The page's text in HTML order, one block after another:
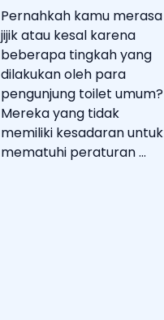
Pernahkah kamu merasa
jijik atau kesal karena
beberapa tingkah yang
dilakukan oleh para
pengunjung toilet umum?
Mereka yang tidak
memiliki kesadaran untuk
mematuhi peraturan ...